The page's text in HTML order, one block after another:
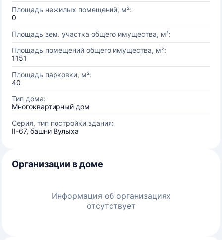
Площадь нежилых помещений, м²:
0
Площадь зем. участка общего имущества, м²:
Площадь помещений общего имущества, м²:
1151
Площадь парковки, м²:
40
Тип дома:
Многоквартирный дом
Серия, тип постройки здания:
II-67, башни Вулыха
Организации в доме
Информация об организациях
отсутствует